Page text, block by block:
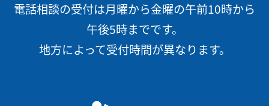
電話相談の受付は月曜から金曜の午前10時から
午後5時までです。
地方によって受付時間が異なります。